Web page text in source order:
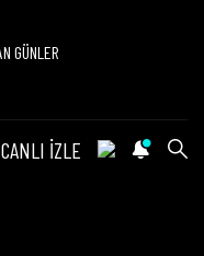
GÜNLER
CANLI İZLE